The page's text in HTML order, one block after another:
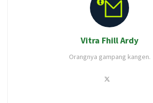
Vitra Fhill Ardy
Orangnya gampang kangen.